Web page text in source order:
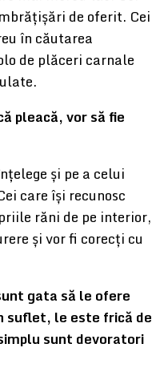
de oferit. Cei
în căutarea
de plăceri carnale
pleacă, vor să fie
și pe a celui
care își recunosc
răni de pe interior,
și vor fi corecți cu
gata să le ofere
suflet, le este frică de
sunt devoratori